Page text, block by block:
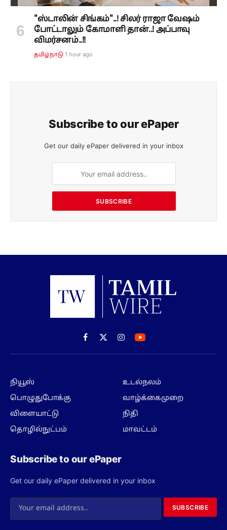
"ஸ்டாலின் சிங்கம்"..! சிலர் ராஜா வேஷம்
போட்டாலும் கோமாளி தான்..! அப்பாவு
விமர்சனம்..!!
தமிழ்நாடு 1 hour ago
Subscribe to our ePaper
Get our daily ePaper delivered in your inbox
SUBSCRIBE
Facebook
X
(Twitter)
Instagram
நியூஸ்
பொழுதுபோக்கு
விளையாட்டு
தொழில்நுட்பம்
உடல்நலம்
வாழ்க்கைமுறை
நிதி
மாவட்டம்
Subscribe to our ePaper
Get our daily ePaper delivered in your inbox
SUBSCRIBE